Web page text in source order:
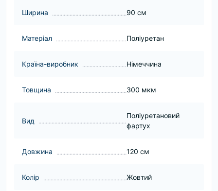
Ширина 90 см
Матеріал Поліуретан
Країна-виробник Німеччина
Товщина 300 мкм
Вид
Поліуретановий
фартух
Довжина 120 см
Колір Жовтий